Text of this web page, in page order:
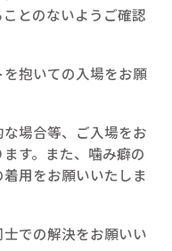
とのないようご確認
抱いての入場をお願
場合等、ご入場をお
す。また、噛み癖の
用をお願いいたしま
での解決をお願いい